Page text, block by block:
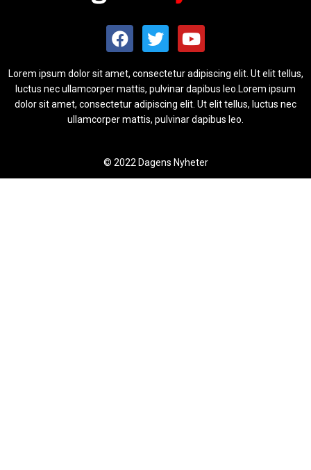
Lorem ipsum dolor sit amet, consectetur adipiscing elit. Ut elit tellus,
luctus nec ullamcorper mattis, pulvinar dapibus leo.Lorem ipsum
dolor sit amet, consectetur adipiscing elit. Ut elit tellus, luctus nec
ullamcorper mattis, pulvinar dapibus leo.
© 2022 Dagens Nyheter